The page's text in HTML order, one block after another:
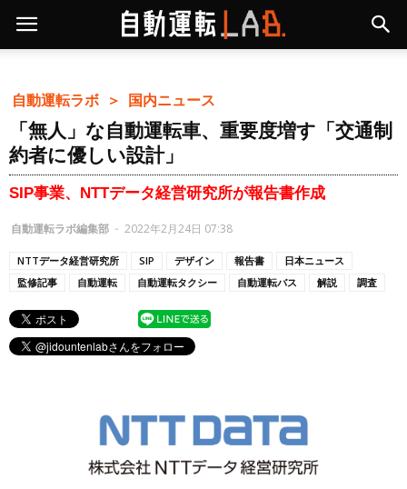
自動運転ラボ ＞ 国内ニュース
「無人」な自動運転車、重要度増す「交通制
約者に優しい設計」
SIP事業、NTTデータ経営研究所が報告書作成
自動運転ラボ編集部 - 2022年2月24日 07:38
NTTデータ経営研究所 SIP デザイン 報告書
日本ニュース
監修記事
自動運転 自動運転タクシー 自動運転バス 解説 調査